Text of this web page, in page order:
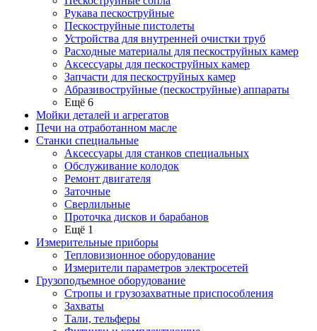
Рукава пескоструйные
Пескоструйные пистолеты
Устройства для внутренней очистки труб
Расходные материалы для пескоструйных камер
Аксессуары для пескоструйных камер
Запчасти для пескоструйных камер
Абразивоструйные (пескоструйные) аппараты
Ещё 6
Мойки деталей и агрегатов
Печи на отработанном масле
Станки специальные
Аксессуары для станков специальных
Обслуживание колодок
Ремонт двигателя
Заточные
Сверлильные
Проточка дисков и барабанов
Ещё 1
Измерительные приборы
Тепловизионное оборудование
Измерители параметров электросетей
Грузоподъемное оборудование
Стропы и грузозахватные приспособления
Захваты
Тали, тельферы